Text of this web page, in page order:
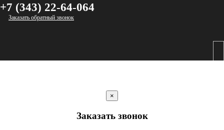
+7 (343) 22-64-064
Заказать обратный звонок
×
Заказать звонок